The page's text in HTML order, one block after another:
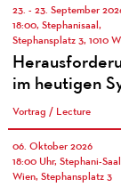
23. - 23. September
18:00, Stephanisaal,
Stephansplatz 3, 1010
im heutigen
Vortrag / Lecture
06. Oktober 2026
18:00 Uhr, Stephani-
Wien, Stephansplatz 3